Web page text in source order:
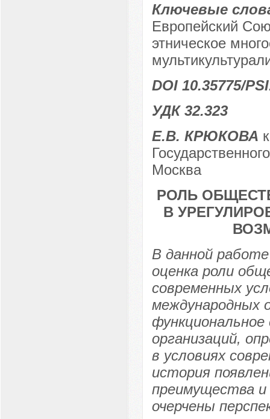
Ключевые
Европейский
этническое
DOI 10.35775/
УДК 32.323
Е.В. КРЮКОВА
Москва
РОЛЬ
В
В данной
оценка роли
современных
международных
организаций,
в условиях
история
преимущества
очерчены